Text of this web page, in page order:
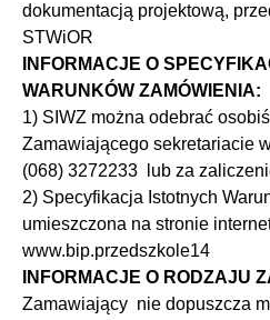
dokumentacją projektową,
STWiOR
INFORMACJE O
WARUNKÓW ZAMÓWIENIA:
1) SIWZ można odebrać
Zamawiającego sekretariacie
(068) 3272233 lub za
2) Specyfikacja Istotnych
umieszczona na stronie
www.bip.przedszkole14
INFORMACJE O RODZAJU
Zamawiający nie dopuszcza